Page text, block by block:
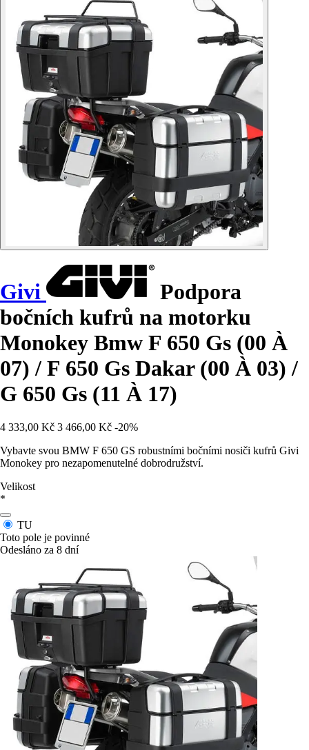
Givi
Podpora
bočních kufrů na motorku
Monokey Bmw F 650 Gs (00 À
07) / F 650 Gs Dakar (00 À 03) /
G 650 Gs (11 À 17)
4 333,00 Kč 3 466,00 Kč -20%
Vybavte svou BMW F 650 GS robustními bočními nosiči kufrů Givi
Monokey pro nezapomenutelné dobrodružství.
Velikost
*
TU
Toto pole je povinné
Odesláno za 8 dní